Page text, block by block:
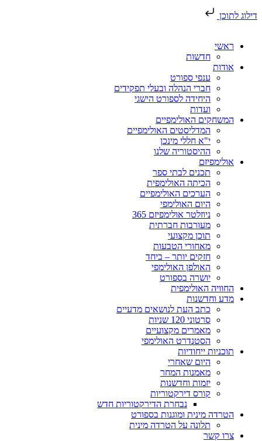
דילוג לתוכן
ראשי
חדשות
אודות
ענפי ספורט
חברי הנהלה ובעלי תפקידים
היחידה לספורט הישגי
ועדות
המשחקים האולימפיים
המדליסטים האולימפיים
י"א חללי מינכן
ההיסטוריה שלנו
אולימפיזם
תכנים לבתי ספר
הכיתה האולימפית
הערכים האולימפיים
היום האולימפי
ניוזלטר אולימפיזם 365
מעורבות חברתית
תוכן מקצועי
מאחורי הטבעות
חזקים יותר – ביחד
האולפן האולימפי
יושרה בספורט
החוויה האולימפית
מדע וחדשנות
כתב העת לנושאים מדעיים
סרטוני 120 שניות
מאמרים מקצועיים
הסטנדרט האולימפי
תוכניות ייחודיות
היום שאחרי
מאמנות המחר
יזמות וחדשנות
קורס דירקטוריות
נבחרת הדירקטוריות חדש
הטרדה מינית ומוגנות בספורט
תלונה על הטרדה מינית
צרו קשר